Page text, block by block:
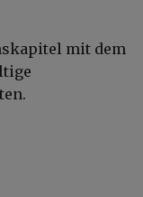
mit dem